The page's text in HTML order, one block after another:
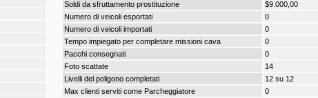
Soldi da sfruttamento prostituzione
$9.000,00
Numero di veicoli esportati
0
Numero di veicoli importati
0
Tempo impiegato per completare missioni cava
0
Pacchi consegnati
0
Foto scattate
14
Livelli del poligono completati
12 su 12
Max clienti serviti come Parcheggiatore
0